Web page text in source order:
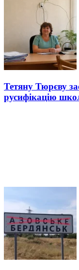
Тетяну Тюрєву
русифікацію